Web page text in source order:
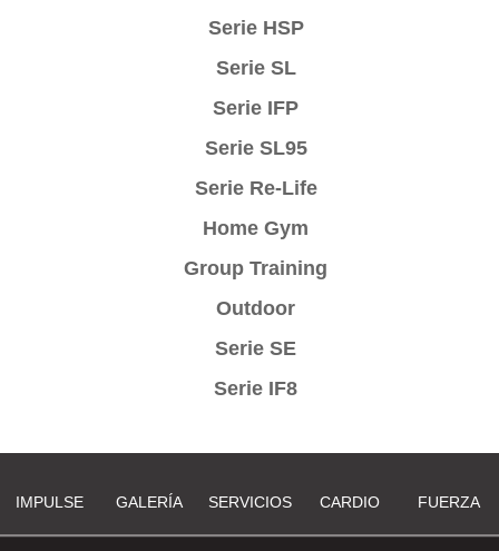
Serie HSP
Serie SL
Serie IFP
Serie SL95
Serie Re-Life
Home Gym
Group Training
Outdoor
Serie SE
Serie IF8
FUERZA
CARDIO
SERVICIOS
GALERÍA
IMPULSE